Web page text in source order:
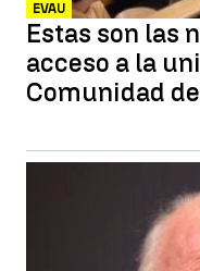
EVAU
Estas son las
acceso a la
Comunidad